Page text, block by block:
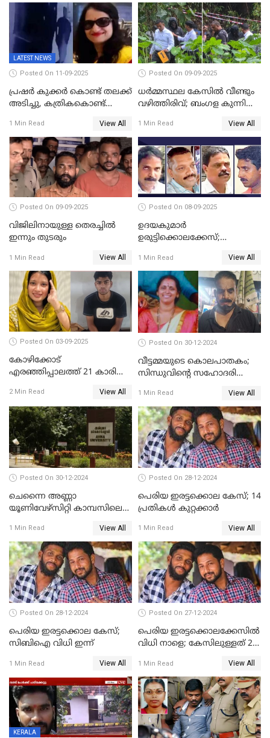
LATEST NEWS
Posted On 11-09-2025
പ്രഷർ കുക്കർ കൊണ്ട് തലക്ക്
അടിച്ചു, കത്രികകൊണ്ട്
കൊലപ്പെടുത്തി; 5 പവൻ
സ്വർണ്ണവും ഒരു ലക്ഷം
രൂപയും കാണാതായി
1 Min Read View All
Posted On 09-09-2025
ധർമ്മസ്ഥല കേസിൽ വീണ്ടും
വഴിത്തിരിവ്; ബംഗള കുന്നിൽ
കണ്ടെത്തി
1 Min Read View All
Posted On 09-09-2025
വിജിലിനായുള്ള തെരച്ചിൽ
ഇന്നും തുടരും
1 Min Read View All
Posted On 08-09-2025
ഉദയകുമാര്‍
ഉരുട്ടിക്കൊലക്കേസ്;
സുപ്രീംകോടതിയിലേക്ക്
1 Min Read View All
Posted On 03-09-2025
കോഴിക്കോട്
എരഞ്ഞിപ്പാലത്ത് 21 കാരി
കൂടുതൽ അന്വേഷണത്തിന്
പൊലീസ്
2 Min Read View All
Posted On 30-12-2024
വീട്ടമ്മയുടെ കൊലപാതകം;
സിന്ധുവിന്റെ സഹോദരി
1 Min Read View All
Posted On 30-12-2024
ചെന്നൈ അണ്ണാ
യൂണിവേഴ്‌സിറ്റി കാമ്പസിലെ
കമ്മീഷന്‍ ഇന്ന്
യൂണിവേഴ്‌സിറ്റിയിലെത്തും
1 Min Read View All
Posted On 28-12-2024
പെരിയ ഇരട്ടക്കൊല കേസ്; 14
പ്രതികള്‍ കുറ്റക്കാര്‍
1 Min Read View All
Posted On 28-12-2024
പെരിയ ഇരട്ടക്കൊല കേസ്;
സിബിഐ വിധി ഇന്ന്
1 Min Read View All
Posted On 27-12-2024
പെരിയ ഇരട്ടക്കൊലക്കേസില്‍
വിധി നാളെ; കേസിലുള്ളത് 24
1 Min Read View All
KERALA